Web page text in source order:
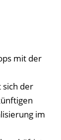
e
z
i
mit der
sich der
im